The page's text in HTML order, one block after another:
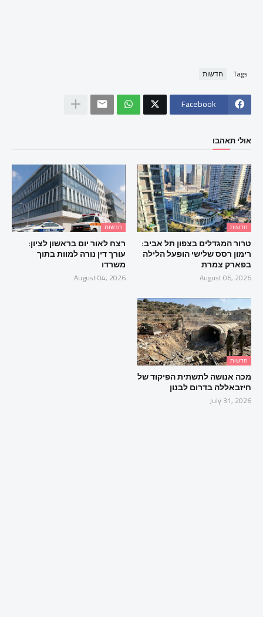
Tags חדשות
Facebook
אולי תאהבו
חדשות
טרור המגדלים בצפון תל אביב:
רימון רסס שלישי הופעל הלילה
בפארק צמרת
August 06, 2026
חדשות
רצח לאור יום בראשון לציון:
עורך דין נורה למוות בתוך
משרדו
August 04, 2026
חדשות
מכה אנושה לתשתית הפיקוד של
חיזבאללה בדרום לבנון
July 31, 2026